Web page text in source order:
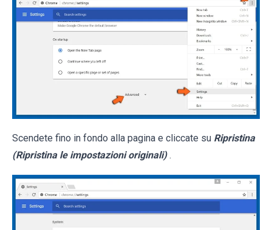
Scendete fino in fondo alla pagina e cliccate su Ripristina
(Ripristina le impostazioni originali) .